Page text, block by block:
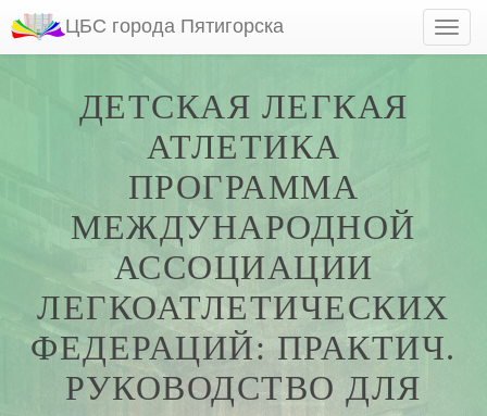
ЦБС города Пятигорска
ДЕТСКАЯ ЛЕГКАЯ
АТЛЕТИКА
ПРОГРАММА
МЕЖДУНАРОДНОЙ
АССОЦИАЦИИ
ЛЕГКОАТЛЕТИЧЕСКИХ
ФЕДЕРАЦИЙ: ПРАКТИЧ.
РУКОВОДСТВО ДЛЯ